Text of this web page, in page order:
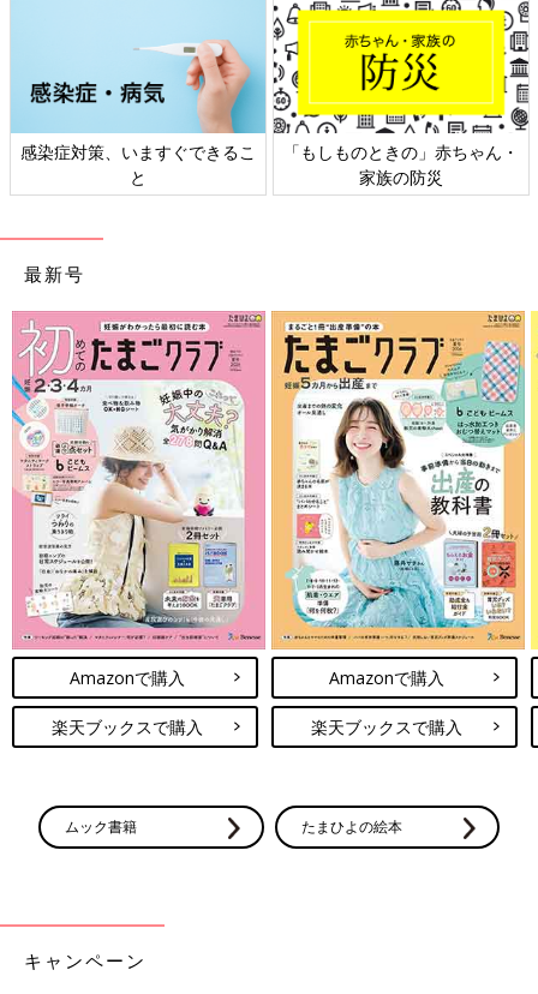
感染症対策、いますぐできるこ
と
「もしものときの」赤ちゃん・
家族の防災
最新号
Amazonで購入
楽天ブックスで購入
Amazonで購入
楽天ブックスで購入
ムック書籍 たまひよの絵本
キャンペーン